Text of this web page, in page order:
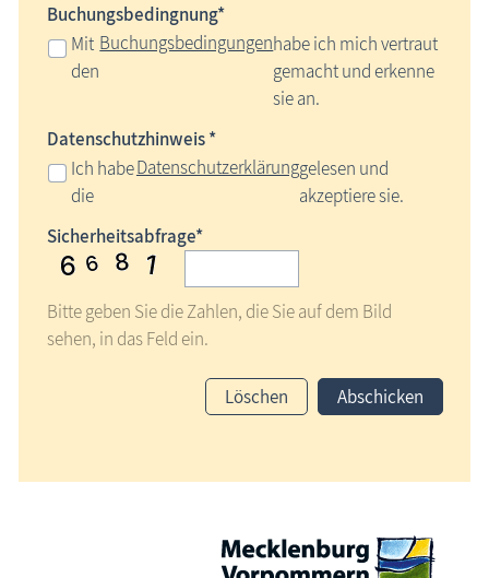
Buchungsbedingnung*
Mit
den
Buchungsbedingungenhabe ich mich vertraut
gemacht und erkenne
sie an.
Datenschutzhinweis *
Ich habe
die
Datenschutzerklärunggelesen und
akzeptiere sie.
Sicherheitsabfrage*
Bitte geben Sie die Zahlen, die Sie auf dem Bild
sehen, in das Feld ein.
Löschen Abschicken